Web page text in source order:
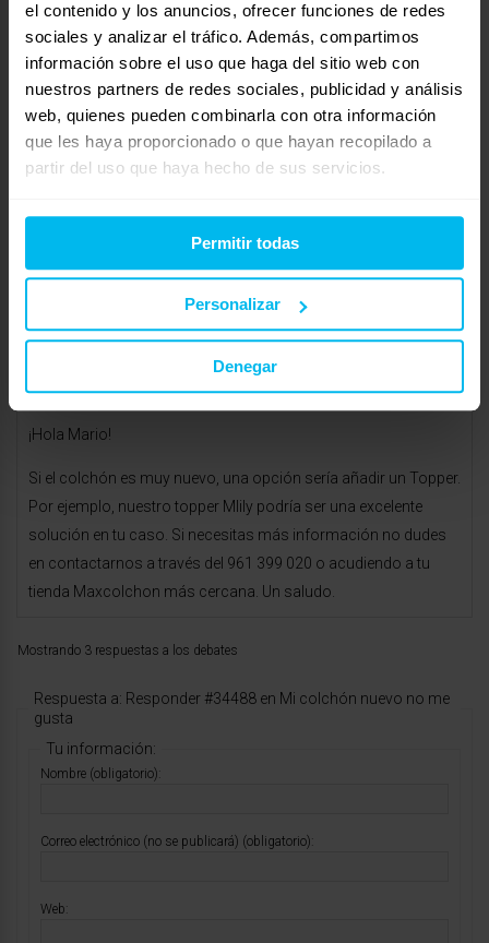
el contenido y los anuncios, ofrecer funciones de redes
sociales y analizar el tráfico. Además, compartimos
información sobre el uso que haga del sitio web con
nuestros partners de redes sociales, publicidad y análisis
web, quienes pueden combinarla con otra información
que les haya proporcionado o que hayan recopilado a
partir del uso que haya hecho de sus servicios.
Permitir todas
Personalizar
Denegar
de colchón y al principio parecía que no podía ni moverme por
después de dos meses sigues despertando destrozado, igual
es que no es el colchón que necesitas.
Te recomendaría probar otra opción. Si te siguen dando
problemas, siempre puedes mirar otros colchones, incluso
enero 23, 2025 a las 7:53 am #35102
Maxcolchon Parque Principado
¡Hola Mario!
Si el colchón es muy nuevo, una opción sería añadir un Topper.
Por ejemplo, nuestro topper Mlily podría ser una excelente
solución en tu caso. Si necesitas más información no dudes
en contactarnos a través del 961 399 020 o acudiendo a tu
tienda Maxcolchon más cercana. Un saludo.
Mostrando 3 respuestas a los debates
Respuesta a: Responder #34488 en Mi colchón nuevo no me
gusta
Tu información:
Nombre (obligatorio):
Correo electrónico (no se publicará) (obligatorio):
Web: